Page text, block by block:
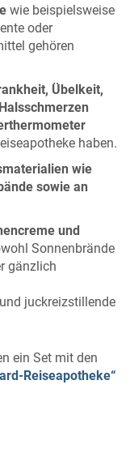
wie beispielsweise
oder
gehören
Übelkeit,
haben.
wie
sowie an
und
Sonnenbrände
gänzlich
juckreizstillende
ein Set mit den
Reiseapotheke“